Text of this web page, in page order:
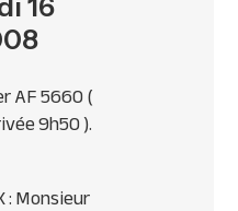
16
AF 5660 (
9h50 ).
: Monsieur